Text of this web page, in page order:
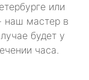
или
наш мастер в
будет у
часа.